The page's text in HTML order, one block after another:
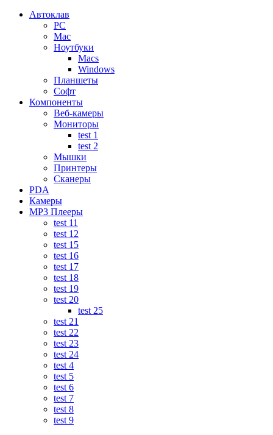
Автоклав
PC
Mac
Ноутбуки
Macs
Windows
Планшеты
Софт
Компоненты
Веб-камеры
Мониторы
test 1
test 2
Мышки
Принтеры
Сканеры
PDA
Камеры
MP3 Плееры
test 11
test 12
test 15
test 16
test 17
test 18
test 19
test 20
test 25
test 21
test 22
test 23
test 24
test 4
test 5
test 6
test 7
test 8
test 9